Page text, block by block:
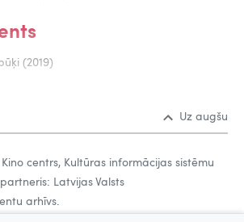
(2019)
Uz augšu
centrs, Kultūras informācijas sistēmu
Latvijas Valsts
arhīvs.